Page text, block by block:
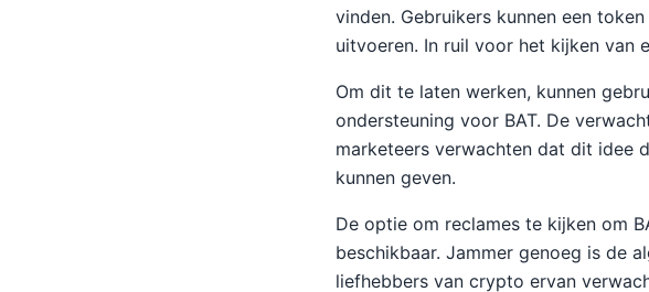
vinden. Gebruikers kunnen een
uitvoeren. In ruil voor het kijken van
Om dit te laten werken, kunnen
ondersteuning voor BAT. De
marketeers verwachten dat dit idee
kunnen geven.
De optie om reclames te kijken om
beschikbaar. Jammer genoeg is de
liefhebbers van crypto ervan